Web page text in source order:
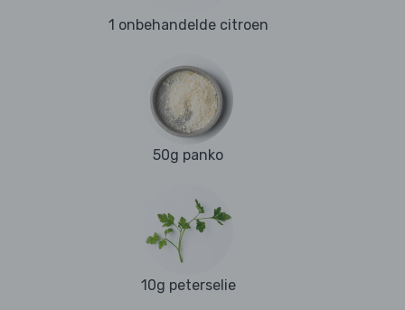
1 onbehandelde citroen
50g panko
10g peterselie